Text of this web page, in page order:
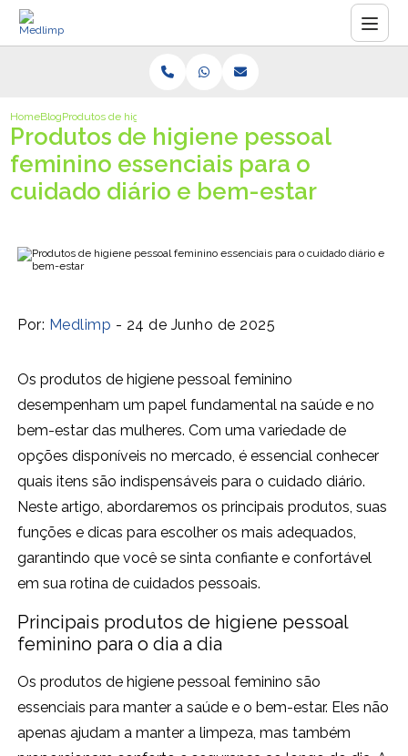
HomeBlogProdutos de higiene pessoal feminino essenciais para o cuidado
Produtos de higiene pessoal
feminino essenciais para o
cuidado diário e bem-estar
Por: Medlimp - 24 de Junho de 2025
Os produtos de higiene pessoal feminino
desempenham um papel fundamental na saúde e no
bem-estar das mulheres. Com uma variedade de
opções disponíveis no mercado, é essencial conhecer
quais itens são indispensáveis para o cuidado diário.
Neste artigo, abordaremos os principais produtos, suas
funções e dicas para escolher os mais adequados,
garantindo que você se sinta confiante e confortável
em sua rotina de cuidados pessoais.
Principais produtos de higiene pessoal
feminino para o dia a dia
Os produtos de higiene pessoal feminino são
essenciais para manter a saúde e o bem-estar. Eles não
apenas ajudam a manter a limpeza, mas também